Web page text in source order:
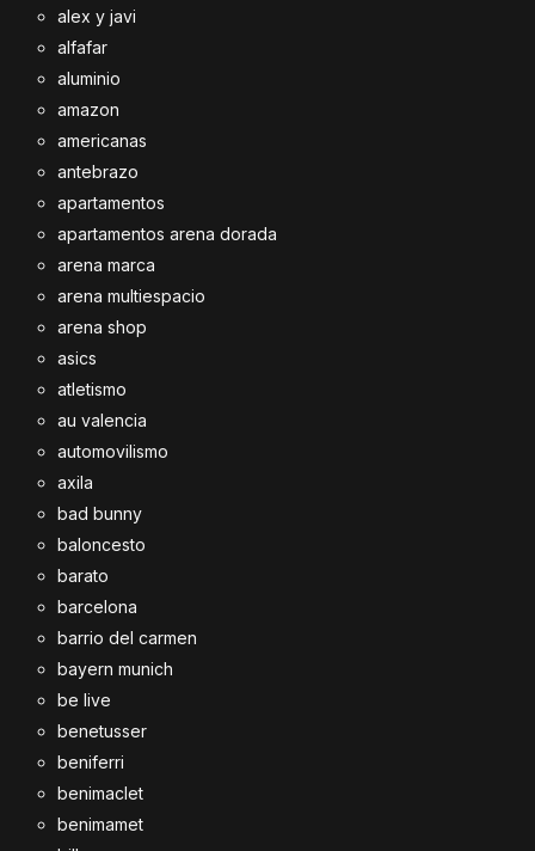
alex y javi
alfafar
aluminio
amazon
americanas
antebrazo
apartamentos
apartamentos arena dorada
arena marca
arena multiespacio
arena shop
asics
atletismo
au valencia
automovilismo
axila
bad bunny
baloncesto
barato
barcelona
barrio del carmen
bayern munich
be live
benetusser
beniferri
benimaclet
benimamet